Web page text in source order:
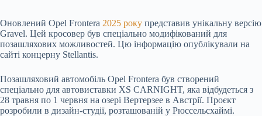
Оновлений Opel Frontera 2025 року представив унікальну версію
Gravel. Цей кросовер був спеціально модифікований для
позашляхових можливостей. Цю інформацію опублікували на
сайті концерну Stellantis.
Позашляховий автомобіль Opel Frontera був створений
спеціально для автовиставки XS CARNIGHT, яка відбудеться з
28 травня по 1 червня на озері Вертерзее в Австрії. Проєкт
розробили в дизайн-студії, розташованій у Рюссельсхаймі.